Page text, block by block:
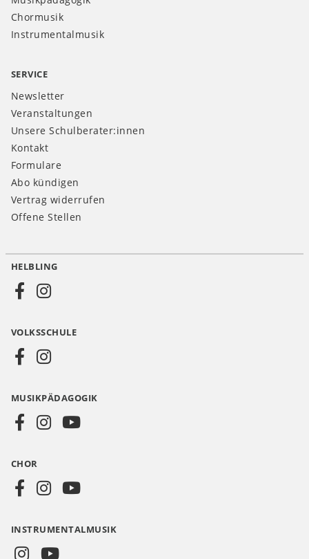
Chormusik
Instrumentalmusik
SERVICE
Newsletter
Veranstaltungen
Unsere Schulberater:innen
Kontakt
Formulare
Abo kündigen
Vertrag widerrufen
Offene Stellen
Social
AT
HELBLING
VOLKSSCHULE
MUSIKPÄDAGOGIK
CHOR
INSTRUMENTALMUSIK